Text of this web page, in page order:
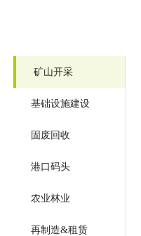
矿山开采
基础设施建设
固废回收
港口码头
农业林业
再制造&租赁